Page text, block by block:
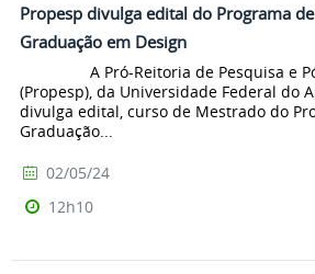
Propesp divulga edital do Programa
Graduação em Design
A Pró-Reitoria de Pesquisa e
(Propesp), da Universidade Federal do
divulga edital, curso de Mestrado do
Graduação...
02/05/24
12h10